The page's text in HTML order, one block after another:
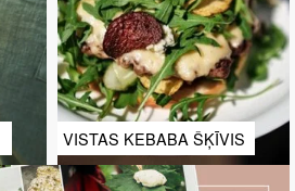
VISTAS KEBABA ŠĶĪVIS